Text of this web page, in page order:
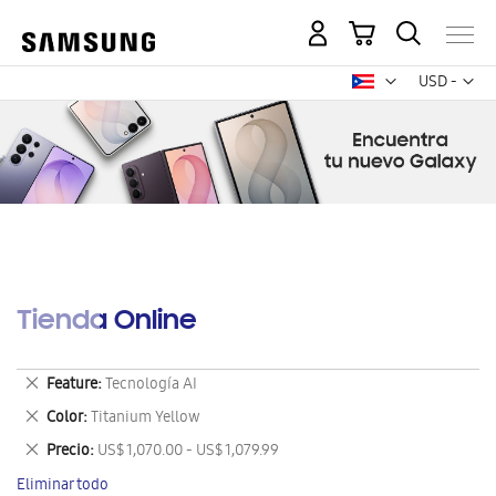
USD -
dólar
Mi carrito
Tienda Online
Feature Tecnología AI
Eliminar
este
artículo
Color Titanium Yellow
Eliminar
este
artículo
Precio US$ 1,070.00 - US$ 1,079.99
Eliminar
este
Eliminar todo